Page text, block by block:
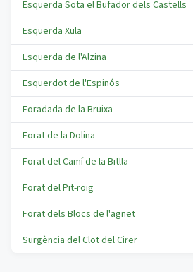
Esquerda Sota el Bufador dels Castells
Esquerda Xula
Esquerda de l'Alzina
Esquerdot de l'Espinós
Foradada de la Bruixa
Forat de la Dolina
Forat del Camí de la Bitlla
Forat del Pit-roig
Forat dels Blocs de l'agnet
Surgència del Clot del Cirer